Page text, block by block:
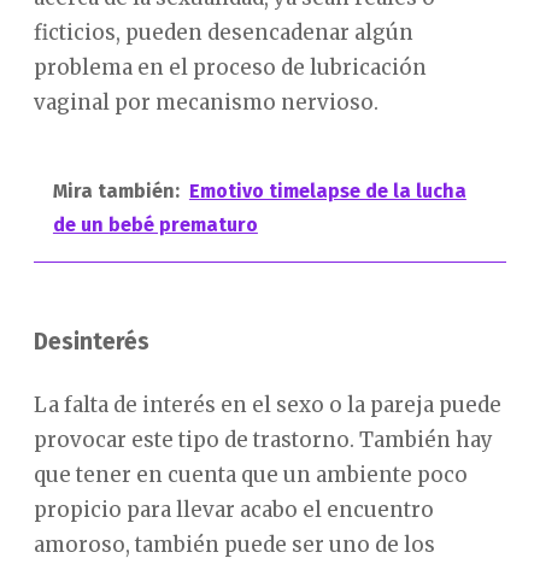
ficticios, pueden desencadenar algún
problema en el proceso de lubricación
vaginal por mecanismo nervioso.
Mira también: Emotivo timelapse de la lucha
de un bebé prematuro
Desinterés
La falta de interés en el sexo o la pareja puede
provocar este tipo de trastorno. También hay
que tener en cuenta que un ambiente poco
propicio para llevar acabo el encuentro
amoroso, también puede ser uno de los